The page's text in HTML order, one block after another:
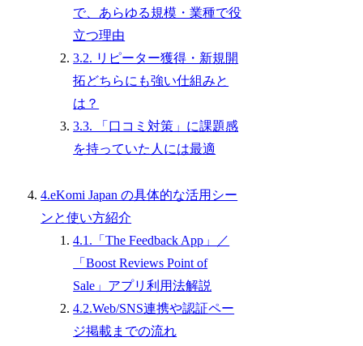
で、あらゆる規模・業種で役
立つ理由
3.2. リピーター獲得・新規開
拓どちらにも強い仕組みと
は？
3.3. 「口コミ対策」に課題感
を持っていた人には最適
4.eKomi Japan の具体的な活用シー
ンと使い方紹介
4.1.「The Feedback App」／
「Boost Reviews Point of
Sale」アプリ利用法解説
4.2.Web/SNS連携や認証ペー
ジ掲載までの流れ